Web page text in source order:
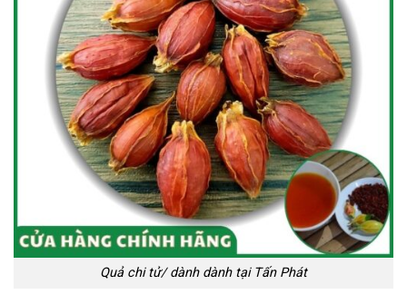
Quả chi tử/ dành dành tại Tấn Phát